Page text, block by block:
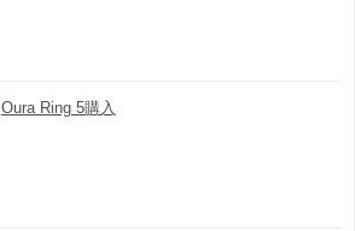
Oura Ring 5購入